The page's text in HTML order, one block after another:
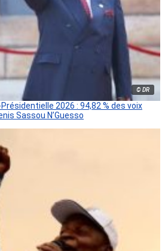
© DR
2026 : 94,82 % des voix
Sassou N’Guesso